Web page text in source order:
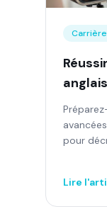
Carrière
anglais
pour
Lire